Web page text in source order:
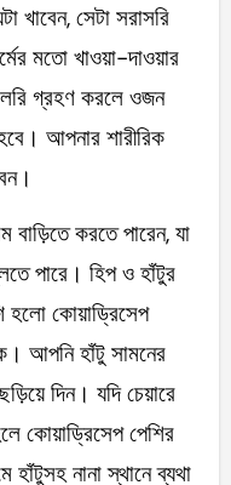
সেটা সরাসরি
মতো খাওয়া-দাওয়ার
গ্রহণ করলে ওজন
আপনার শারীরিক
বাড়িতে করতে পারেন, যা
পারে। হিপ ও হাঁটুর
হলো কোয়াড্রিসেপ
আপনি হাঁটু সামনের
দিন। যদি চেয়ারে
কোয়াড্রিসেপ পেশির
হাঁটুসহ নানা স্থানে ব্যথা